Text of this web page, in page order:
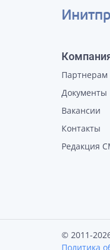
Партнерам
Документы
Вакансии
Контакты
Редакция
© 2011-
Политика